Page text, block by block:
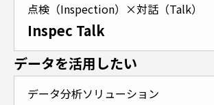
点検（Inspection）×対話（Talk）
Inspec Talk
データを活用したい
データ分析ソリューション